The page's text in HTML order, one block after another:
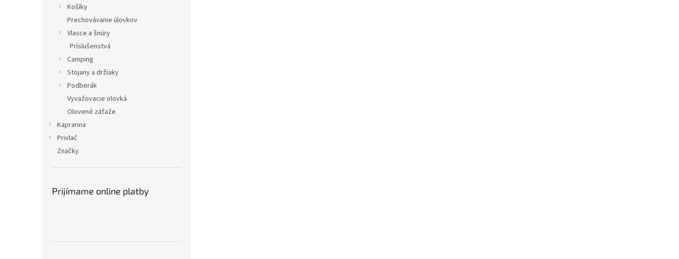
Košíky
Prechovávanie úlovkov
Vlasce a šnúry
Príslušenstvá
Camping
Stojany a držiaky
Podberák
Vyvažovacie olovká
Olovené záťaže
Kaprarina
Privlač
Značky
Prijímame online platby